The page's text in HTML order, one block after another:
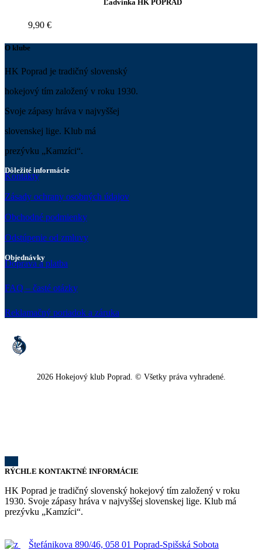
Ľadvinka HK POPRAD
9,90 €
O klube
HK Poprad je tradičný slovenský
hokejový tím založený v roku 1930.
Svoje zápasy hráva v najvyššej
slovenskej lige. Klub má
prezývku „Kamzíci“.
Dôležité informácie
Kontakty
Zásady ochrany osobných údajov
Obchodné podmienky
Odstúpenie od zmluvy
Objednávky
Doprava a platba
FAQ – časté otázky
Reklamačný poriadok a záruka
2026 Hokejový klub Poprad. © Všetky práva vyhradené.
RÝCHLE KONTAKTNÉ INFORMÁCIE
HK Poprad je tradičný slovenský hokejový tím založený v roku
1930. Svoje zápasy hráva v najvyššej slovenskej lige. Klub má
prezývku „Kamzíci“.
Štefánikova 890/46, 058 01 Poprad-Spišská Sobota